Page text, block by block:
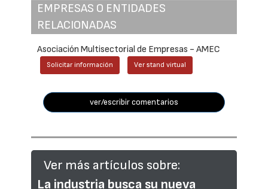
EMPRESAS O ENTIDADES
RELACIONADAS
Asociación Multisectorial de Empresas - AMEC
Solicitar información Ver stand virtual
ver/escribir comentarios
Ver más artículos sobre:
La industria busca su nueva